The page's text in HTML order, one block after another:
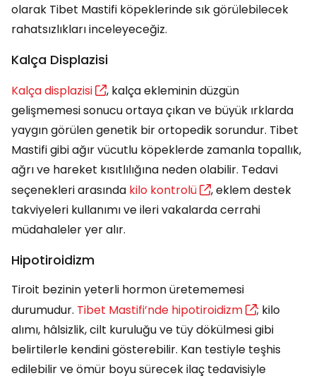
olarak Tibet Mastifi köpeklerinde sık görülebilecek
rahatsızlıkları inceleyeceğiz.
Kalça Displazisi
Kalça displazisi
, kalça ekleminin düzgün
gelişmemesi sonucu ortaya çıkan ve büyük ırklarda
yaygın görülen genetik bir ortopedik sorundur. Tibet
Mastifi gibi ağır vücutlu köpeklerde zamanla topallık,
ağrı ve hareket kısıtlılığına neden olabilir. Tedavi
seçenekleri arasında kilo kontrolü
, eklem destek
takviyeleri kullanımı ve ileri vakalarda cerrahi
müdahaleler yer alır.
Hipotiroidizm
Tiroit bezinin yeterli hormon üretememesi
durumudur. Tibet Mastifi’nde hipotiroidizm
; kilo
alımı, hâlsizlik, cilt kuruluğu ve tüy dökülmesi gibi
belirtilerle kendini gösterebilir. Kan testiyle teşhis
edilebilir ve ömür boyu sürecek ilaç tedavisiyle